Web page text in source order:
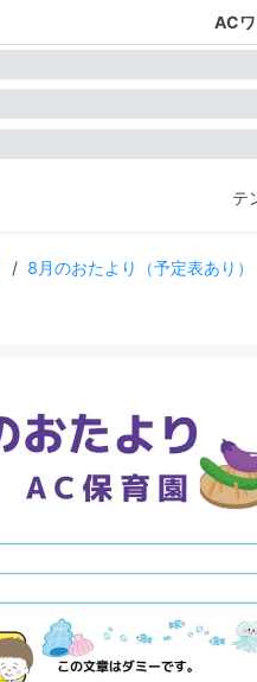
AC
テ
/ 8月のおたより（予定表あり）